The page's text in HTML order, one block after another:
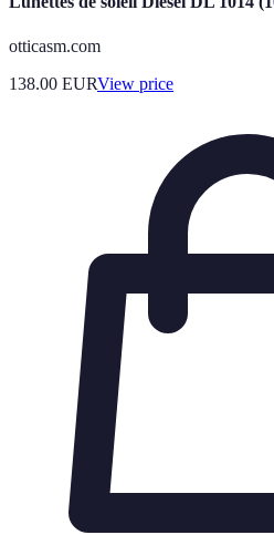
otticasm.com
138.00 EURView price